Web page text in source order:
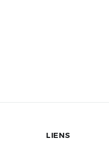
LIENS